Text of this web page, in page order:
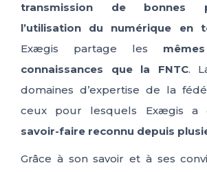
transmission de bonnes
l’utilisation du numérique en
Exægis partage les
connaissances que la FNTC.
domaines d’expertise de la
ceux pour lesquels Exægis a
savoir-faire reconnu depuis
Grâce à son savoir et à ses